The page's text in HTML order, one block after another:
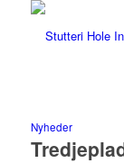
Nyheder